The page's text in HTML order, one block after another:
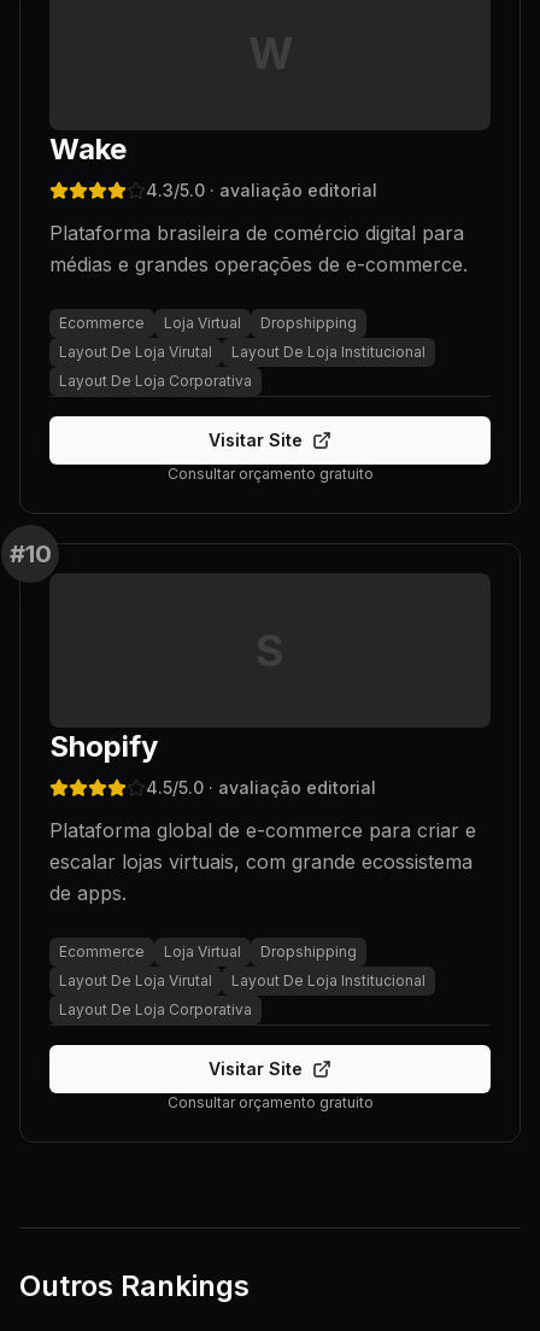
W
Wake
4.3/5.0 · avaliação editorial
Plataforma brasileira de comércio digital para
médias e grandes operações de e-commerce.
Ecommerce Loja Virtual
Dropshipping
Layout De Loja Virutal
Layout De Loja Institucional
Layout De Loja Corporativa
Visitar Site
Consultar orçamento gratuito
#10
S
Shopify
4.5/5.0 · avaliação editorial
Plataforma global de e-commerce para criar e
escalar lojas virtuais, com grande ecossistema
de apps.
Ecommerce Loja Virtual
Dropshipping
Layout De Loja Virutal
Layout De Loja Institucional
Layout De Loja Corporativa
Visitar Site
Consultar orçamento gratuito
Outros Rankings